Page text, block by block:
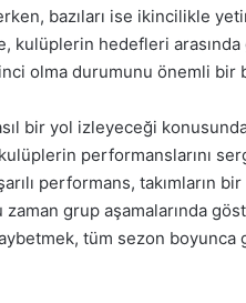
bazıları ise ikincilikle
kulüplerin hedefleri
olma durumunu önemli bir
bir yol izleyeceği
performanslarını
performans, takımların
grup aşamalarında
tüm sezon boyunca